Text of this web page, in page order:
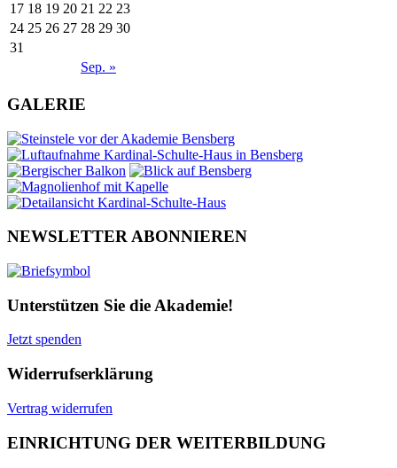
Sep. »
17 18 19 20 21 22 23
24 25 26 27 28 29 30
31
GALERIE
NEWSLETTER ABONNIEREN
Unterstützen Sie die Akademie!
Jetzt spenden
Widerrufserklärung
Vertrag widerrufen
EINRICHTUNG DER WEITERBILDUNG